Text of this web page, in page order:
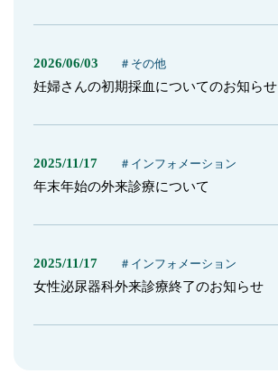
2026/06/03 ＃その他
妊婦さんの初期採血についてのお知らせ
2025/11/17 ＃インフォメーション
年末年始の外来診療について
2025/11/17 ＃インフォメーション
女性泌尿器科外来診療終了のお知らせ